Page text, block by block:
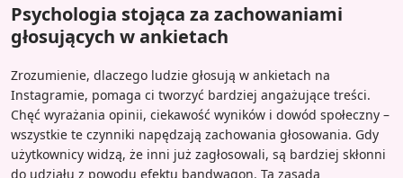
Psychologia stojąca za zachowaniami
głosujących w ankietach
Zrozumienie, dlaczego ludzie głosują w ankietach na
Instagramie, pomaga ci tworzyć bardziej angażujące treści.
Chęć wyrażania opinii, ciekawość wyników i dowód społeczny –
wszystkie te czynniki napędzają zachowania głosowania. Gdy
użytkownicy widzą, że inni już zagłosowali, są bardziej skłonni
do udziału z powodu efektu bandwagon. Ta zasada